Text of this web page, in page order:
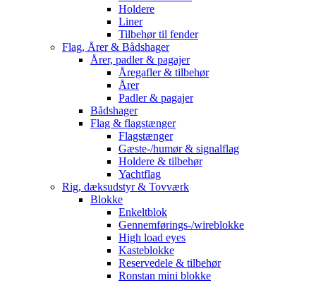
Holdere
Liner
Tilbehør til fender
Flag, Årer & Bådshager
Årer, padler & pagajer
Åregafler & tilbehør
Årer
Padler & pagajer
Bådshager
Flag & flagstænger
Flagstænger
Gæste-/humør & signalflag
Holdere & tilbehør
Yachtflag
Rig, dæksudstyr & Tovværk
Blokke
Enkeltblok
Gennemførings-/wireblokke
High load eyes
Kasteblokke
Reservedele & tilbehør
Ronstan mini blokke